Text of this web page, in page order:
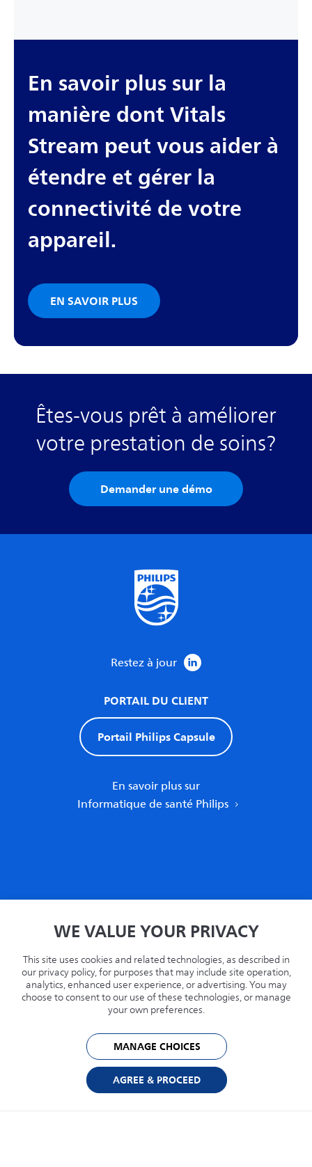
En savoir plus sur la
manière dont Vitals
Stream peut vous aider à
étendre et gérer la
connectivité de votre
appareil.
EN SAVOIR PLUS
Êtes-vous prêt à améliorer
votre prestation de soins?
Demander une démo
Restez à jour
PORTAIL DU CLIENT
Portail Philips Capsule
En savoir plus sur
Informatique de santé Philips
Politique de confidentialité
Recyclage
Philips.com
États-Unis
© 2026 Capsule Technologies, Inc. Tous droits réservés. Capsule est une marque
déposée de Capsule Technologie SAS.
WE VALUE YOUR PRIVACY
This site uses cookies and related technologies, as described in
our privacy policy, for purposes that may include site operation,
analytics, enhanced user experience, or advertising. You may
choose to consent to our use of these technologies, or manage
your own preferences.
MANAGE CHOICES
AGREE & PROCEED